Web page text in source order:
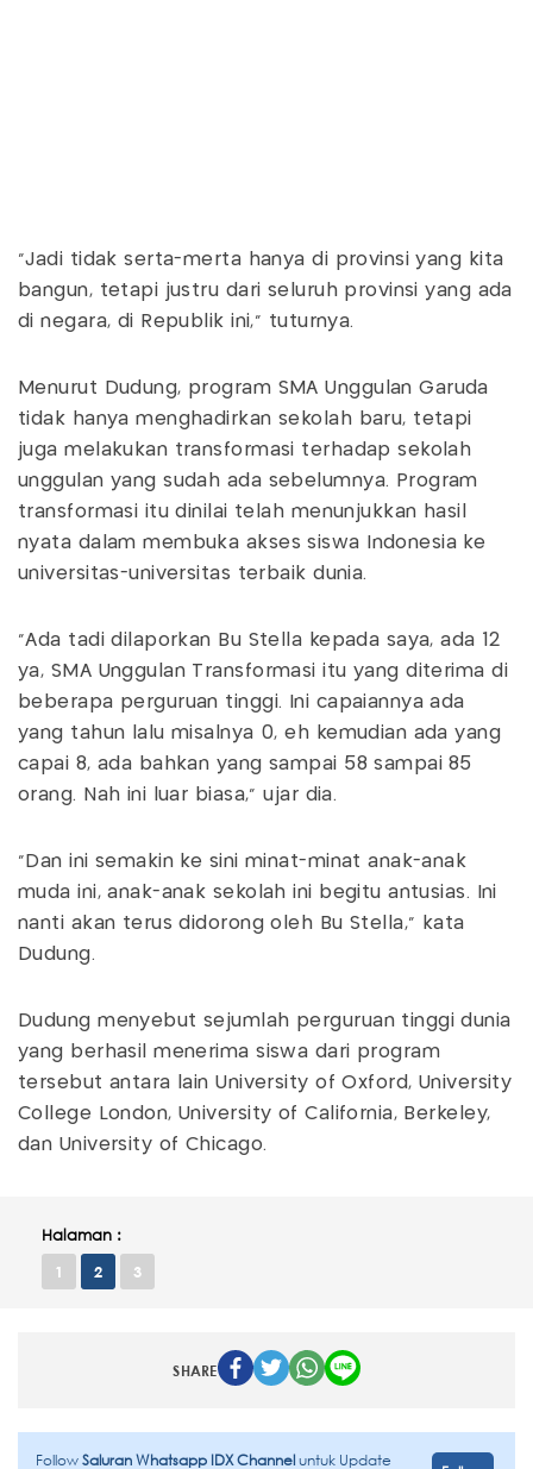
“Jadi tidak serta-merta hanya di provinsi yang kita
bangun, tetapi justru dari seluruh provinsi yang ada
di negara, di Republik ini,” tuturnya.
Menurut Dudung, program SMA Unggulan Garuda
tidak hanya menghadirkan sekolah baru, tetapi
juga melakukan transformasi terhadap sekolah
unggulan yang sudah ada sebelumnya. Program
transformasi itu dinilai telah menunjukkan hasil
nyata dalam membuka akses siswa Indonesia ke
universitas-universitas terbaik dunia.
“Ada tadi dilaporkan Bu Stella kepada saya, ada 12
ya, SMA Unggulan Transformasi itu yang diterima di
beberapa perguruan tinggi. Ini capaiannya ada
yang tahun lalu misalnya 0, eh kemudian ada yang
capai 8, ada bahkan yang sampai 58 sampai 85
orang. Nah ini luar biasa,” ujar dia.
“Dan ini semakin ke sini minat-minat anak-anak
muda ini, anak-anak sekolah ini begitu antusias. Ini
nanti akan terus didorong oleh Bu Stella,” kata
Dudung.
Dudung menyebut sejumlah perguruan tinggi dunia
yang berhasil menerima siswa dari program
tersebut antara lain University of Oxford, University
College London, University of California, Berkeley,
dan University of Chicago.
Halaman :
1 2 3
SHARE
FollowSaluran Whatsapp IDX Channeluntuk Update